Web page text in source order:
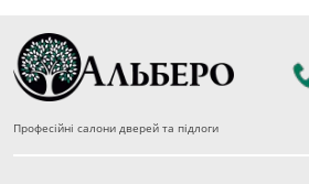
Професійні салони дверей та підлоги